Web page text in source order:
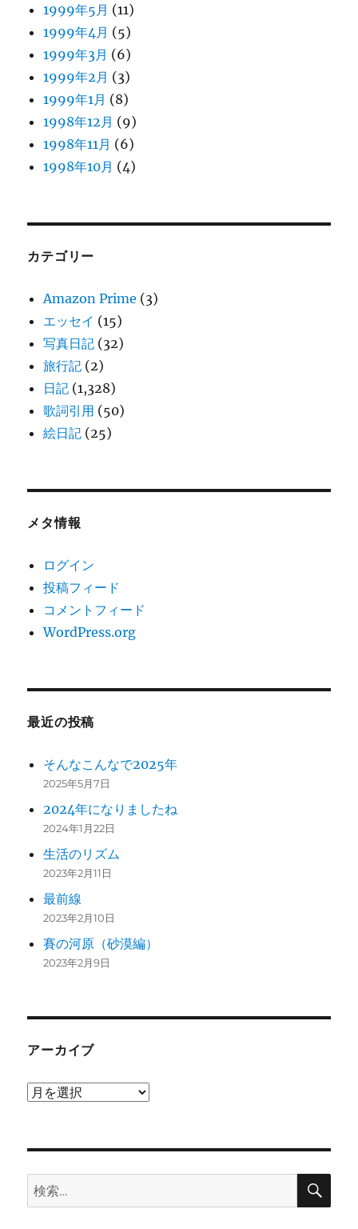
1999年5月 (11)
1999年4月 (5)
1999年3月 (6)
1999年2月 (3)
1999年1月 (8)
1998年12月 (9)
1998年11月 (6)
1998年10月 (4)
カテゴリー
Amazon Prime (3)
エッセイ (15)
写真日記 (32)
旅行記 (2)
日記 (1,328)
歌詞引用 (50)
絵日記 (25)
メタ情報
ログイン
投稿フィード
コメントフィード
WordPress.org
最近の投稿
そんなこんなで2025年
2025年5月7日
2024年になりましたね
2024年1月22日
生活のリズム
2023年2月11日
最前線
2023年2月10日
賽の河原（砂漠編）
2023年2月9日
アーカイブ
ア
検
索:
検